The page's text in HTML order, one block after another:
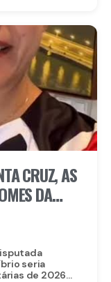
CRUZ, AS
DA
seria
de 2026...